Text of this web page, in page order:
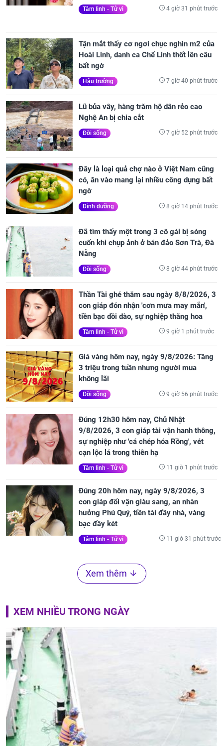
Tâm linh - Tử vi 4 giờ 31 phút trước
Tận mắt thấy cơ ngơi chục nghìn m2 của
Hoài Linh, danh ca Chế Linh thốt lên câu
bất ngờ
Hậu trường 7 giờ 40 phút trước
Lũ bủa vây, hàng trăm hộ dân rẻo cao
Nghệ An bị chia cắt
Đời sống 7 giờ 52 phút trước
Đây là loại quả chợ nào ở Việt Nam cũng
có, ăn vào mang lại nhiều công dụng bất
ngờ
Dinh dưỡng 8 giờ 14 phút trước
Đã tìm thấy một trong 3 cô gái bị sóng
cuốn khi chụp ảnh ở bán đảo Sơn Trà, Đà
Nẵng
Đời sống 8 giờ 44 phút trước
Thần Tài ghé thăm sau ngày 8/8/2026, 3
con giáp đón nhận 'cơn mưa may mắn',
tiền bạc dồi dào, sự nghiệp thăng hoa
Tâm linh - Tử vi 9 giờ 1 phút trước
Giá vàng hôm nay, ngày 9/8/2026: Tăng
3 triệu trong tuần nhưng người mua
không lãi
Đời sống 9 giờ 56 phút trước
Đúng 12h30 hôm nay, Chủ Nhật
9/8/2026, 3 con giáp tài vận hanh thông,
sự nghiệp như 'cá chép hóa Rồng', vét
cạn lộc lá trong thiên hạ
Tâm linh - Tử vi 11 giờ 1 phút trước
Đúng 20h hôm nay, ngày 9/8/2026, 3
con giáp đổi vận giàu sang, an nhàn
hưởng Phú Quý, tiền tài đầy nhà, vàng
bạc đầy két
Tâm linh - Tử vi 11 giờ 31 phút trước
Xem thêm
XEM NHIỀU TRONG NGÀY